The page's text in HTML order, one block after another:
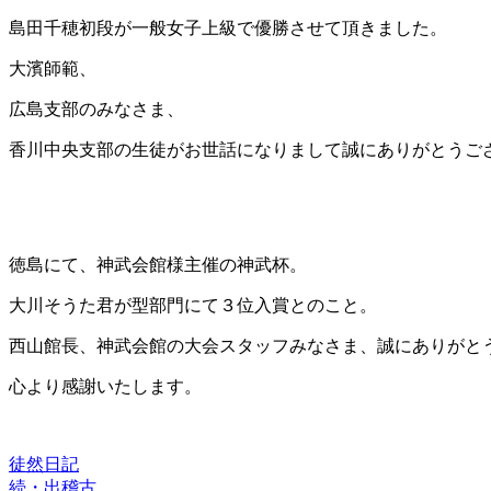
島田千穂初段が一般女子上級で優勝させて頂きました。
大濱師範、
広島支部のみなさま、
香川中央支部の生徒がお世話になりまして誠にありがとうご
徳島にて、神武会館様主催の神武杯。
大川そうた君が型部門にて３位入賞とのこと。
西山館長、神武会館の大会スタッフみなさま、誠にありがと
心より感謝いたします。
徒然日記
続・出稽古